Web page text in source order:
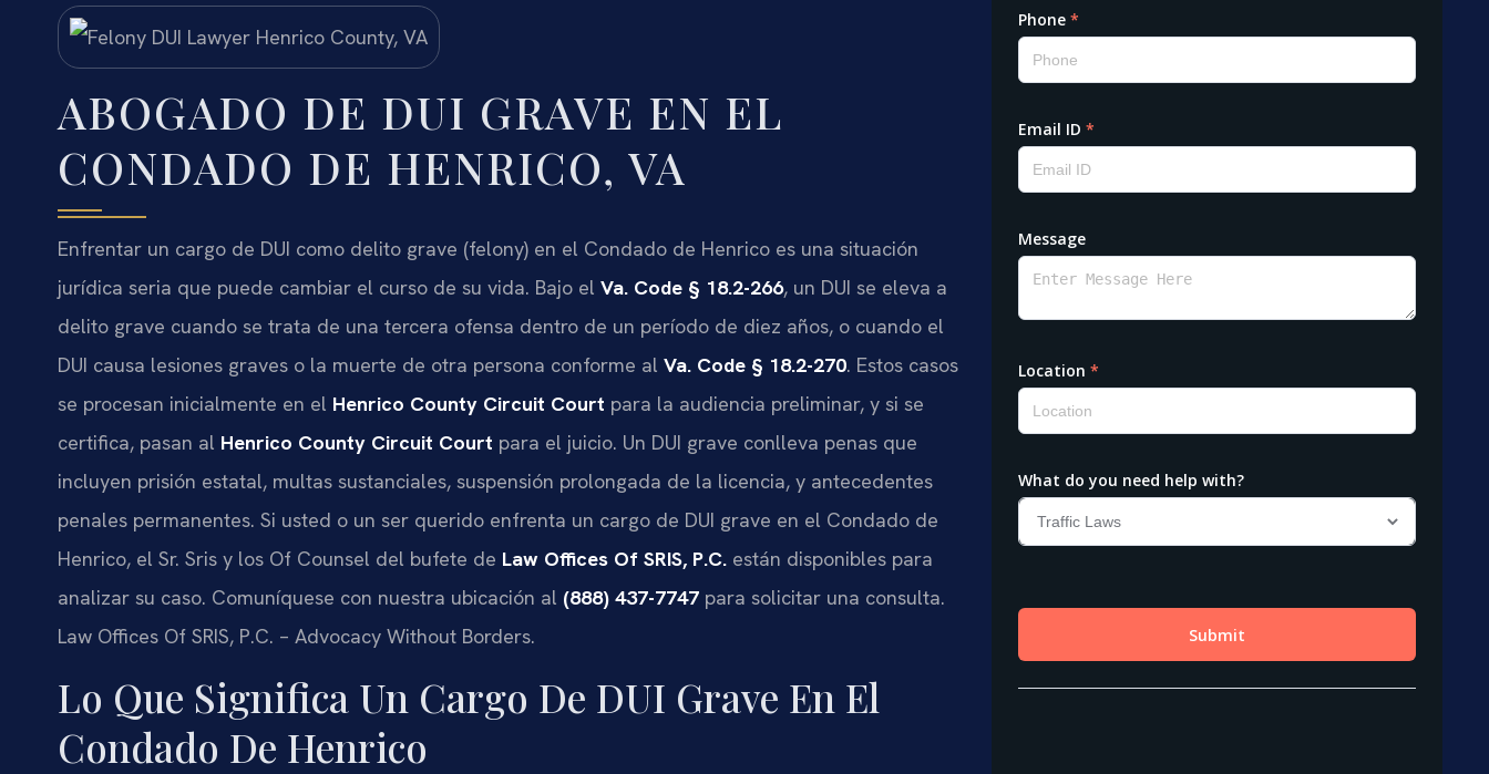
ABOGADO DE DUI GRAVE EN EL
CONDADO DE HENRICO, VA
Enfrentar un cargo de DUI como delito grave (felony) en el Condado de Henrico es una situación
jurídica seria que puede cambiar el curso de su vida. Bajo el Va. Code § 18.2-266, un DUI se eleva a
delito grave cuando se trata de una tercera ofensa dentro de un período de diez años, o cuando el
DUI causa lesiones graves o la muerte de otra persona conforme al Va. Code § 18.2-270. Estos casos
se procesan inicialmente en el Henrico County Circuit Court para la audiencia preliminar, y si se
certifica, pasan al Henrico County Circuit Court para el juicio. Un DUI grave conlleva penas que
incluyen prisión estatal, multas sustanciales, suspensión prolongada de la licencia, y antecedentes
penales permanentes. Si usted o un ser querido enfrenta un cargo de DUI grave en el Condado de
Henrico, el Sr. Sris y los Of Counsel del bufete de Law Offices Of SRIS, P.C. están disponibles para
analizar su caso. Comuníquese con nuestra ubicación al (888) 437-7747 para solicitar una consulta.
Law Offices Of SRIS, P.C. – Advocacy Without Borders.
Lo Que Significa Un Cargo De DUI Grave En El
Condado De Henrico